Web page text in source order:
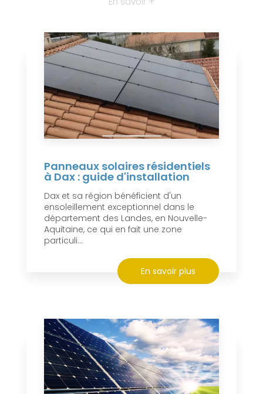
Panneaux solaires résidentiels
à Dax : guide d'installation
Dax et sa région bénéficient d'un
ensoleillement exceptionnel dans le
département des Landes, en Nouvelle-
Aquitaine, ce qui en fait une zone
particuli...
En savoir plus